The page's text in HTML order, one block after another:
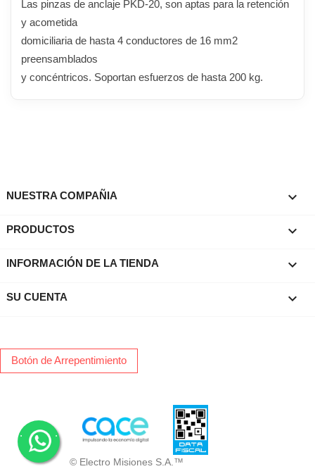
Las pinzas de anclaje PKD-20, son aptas para la retención
y acometida
domiciliaria de hasta 4 conductores de 16 mm2
preensamblados
y concéntricos. Soportan esfuerzos de hasta 200 kg.
NUESTRA COMPAÑIA 
PRODUCTOS 
INFORMACIÓN DE LA TIENDA keyboard_arrow_down
SU CUENTA 
Botón de Arrepentimiento
© Electro Misiones S.A.™
. .